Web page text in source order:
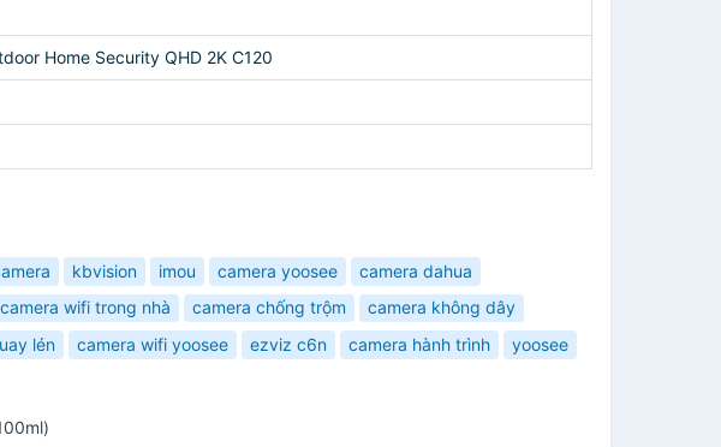
Home Security QHD 2K C120
kbvision imou camera yoosee
camera dahua
camera wifi trong nhà camera chống trộm
camera không dây
lén camera wifi yoosee ezviz c6n camera hành trình
yoosee